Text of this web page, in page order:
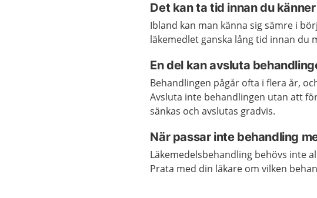
Det kan ta tid innan du
Ibland kan man känna sig sämre i
läkemedlet ganska lång tid innan du
En del kan avsluta
Behandlingen pågår ofta i flera år,
Avsluta inte behandlingen utan att
sänkas och avslutas gradvis.
När passar inte behandling
Läkemedelsbehandling behövs inte
Prata med din läkare om vilken